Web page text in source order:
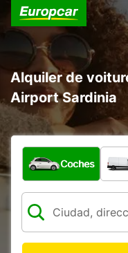
Alquiler de
Airport Sardinia
¿Qué tipo de
Coches